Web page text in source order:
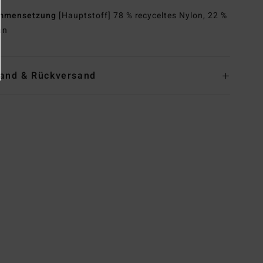
[Hauptstoff] 78 % recyceltes Nylon, 22 %
& Rückversand